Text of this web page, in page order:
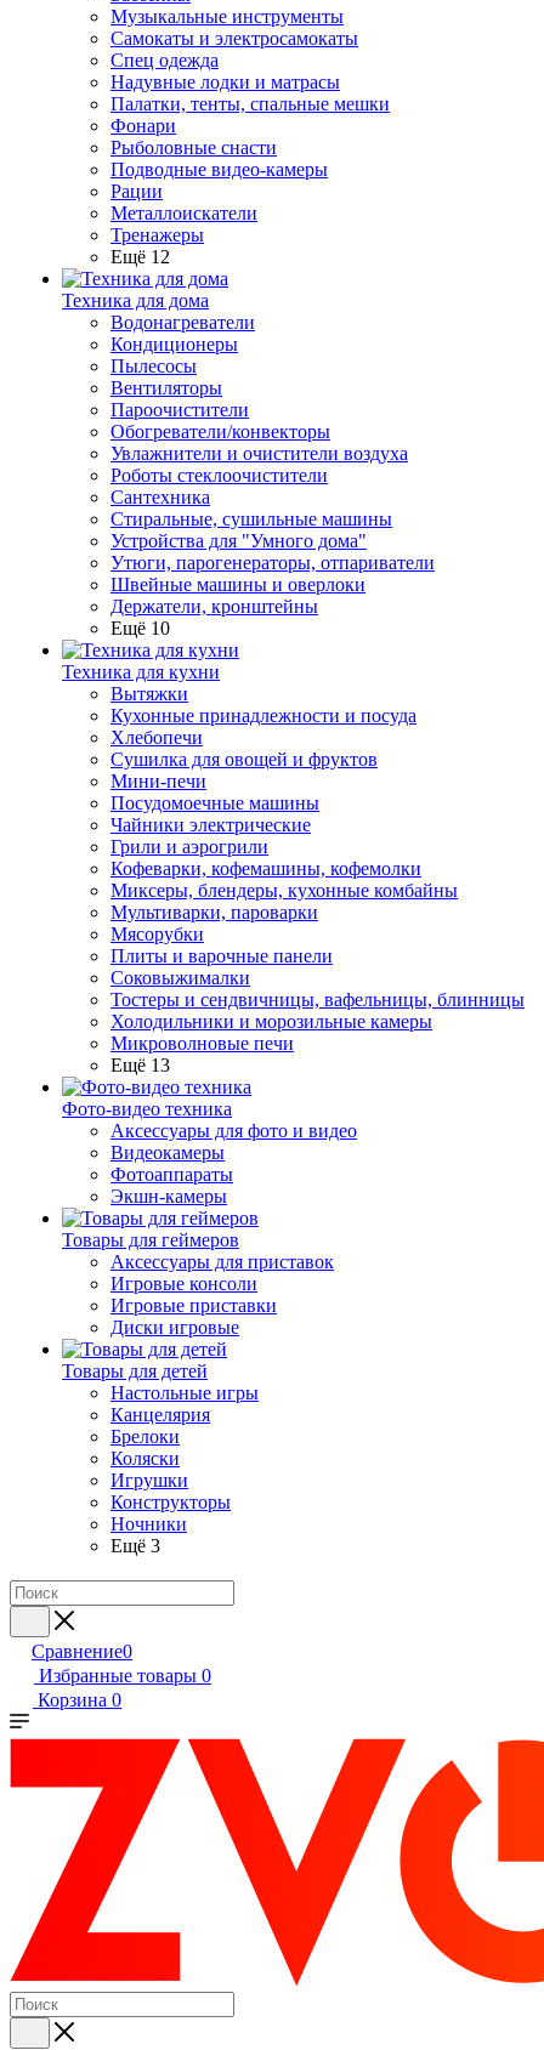
Музыкальные инструменты
Самокаты и электросамокаты
Спец одежда
Надувные лодки и матрасы
Палатки, тенты, спальные мешки
Фонари
Рыболовные снасти
Подводные видео-камеры
Рации
Металлоискатели
Тренажеры
Ещё 12
Техника для дома
Водонагреватели
Кондиционеры
Пылесосы
Вентиляторы
Пароочистители
Обогреватели/конвекторы
Увлажнители и очистители воздуха
Роботы стеклоочистители
Сантехника
Стиральные, сушильные машины
Устройства для "Умного дома"
Утюги, парогенераторы, отпариватели
Швейные машины и оверлоки
Держатели, кронштейны
Ещё 10
Техника для кухни
Вытяжки
Кухонные принадлежности и посуда
Хлебопечи
Сушилка для овощей и фруктов
Мини-печи
Посудомоечные машины
Чайники электрические
Грили и аэрогрили
Кофеварки, кофемашины, кофемолки
Миксеры, блендеры, кухонные комбайны
Мультиварки, пароварки
Мясорубки
Плиты и варочные панели
Соковыжималки
Тостеры и сендвичницы, вафельницы, блинницы
Холодильники и морозильные камеры
Микроволновые печи
Ещё 13
Фото-видео техника
Аксессуары для фото и видео
Видеокамеры
Фотоаппараты
Экшн-камеры
Товары для геймеров
Аксессуары для приставок
Игровые консоли
Игровые приставки
Диски игровые
Товары для детей
Настольные игры
Канцелярия
Брелоки
Коляски
Игрушки
Конструкторы
Ночники
Ещё 3
Сравнение0
Избранные товары 0
Корзина 0